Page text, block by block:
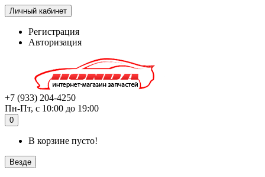
Личный кабинет
Регистрация
Авторизация
+7 (933) 204-4250
Пн-Пт, с 10:00 до 19:00
0
В корзине пусто!
Везде